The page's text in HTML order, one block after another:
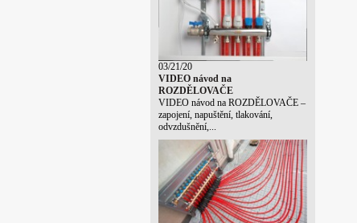
03/21/20
VIDEO návod na
ROZDĚLOVAČE
VIDEO návod na ROZDĚLOVAČE –
zapojení, napuštění, tlakování,
odvzdušnění,...